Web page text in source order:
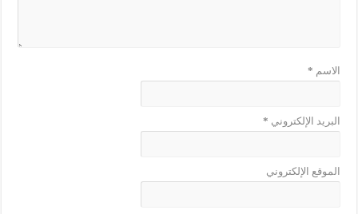
الاسم *
البريد الإلكتروني *
الموقع الإلكتروني